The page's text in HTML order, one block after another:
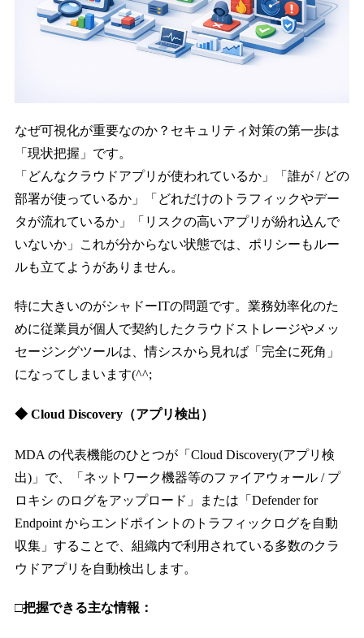
なぜ可視化が重要なのか？セキュリティ対策の第一歩は
「現状把握」です。
「どんなクラウドアプリが使われているか」「誰が / どの
部署が使っているか」「どれだけのトラフィックやデー
タが流れているか」「リスクの高いアプリが紛れ込んで
いないか」これが分からない状態では、ポリシーもルー
ルも立てようがありません。
特に大きいのがシャドーITの問題です。業務効率化のた
めに従業員が個人で契約したクラウドストレージやメッ
セージングツールは、情シスから見れば「完全に死角」
になってしまいます(^^;
◆ Cloud Discovery（アプリ検出）
MDA の代表機能のひとつが「Cloud Discovery(アプリ検
出)」で、「ネットワーク機器等のファイアウォール / プ
ロキシ のログをアップロード」または「Defender for
Endpoint からエンドポイントのトラフィックログを自動
収集」することで、組織内で利用されている多数のクラ
ウドアプリを自動検出します。
□把握できる主な情報：